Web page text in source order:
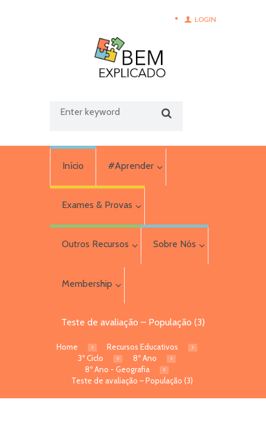
LOGIN
Início #Aprender
Exames & Provas
Outros Recursos Sobre Nós
Membership
Teste de avaliação – População (3)
Home
Recursos Educativos
3º Ciclo
8º Ano
8º Ano - Geografia
Teste de avaliação – População (3)